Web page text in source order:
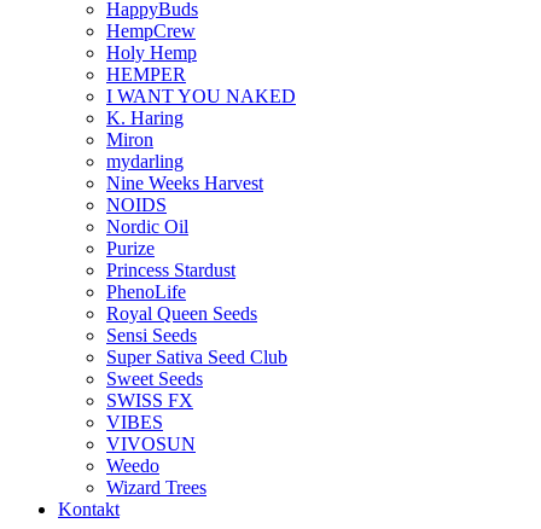
HappyBuds
HempCrew
Holy Hemp
HEMPER
I WANT YOU NAKED
K. Haring
Miron
mydarling
Nine Weeks Harvest
NOIDS
Nordic Oil
Purize
Princess Stardust
PhenoLife
Royal Queen Seeds
Sensi Seeds
Super Sativa Seed Club
Sweet Seeds
SWISS FX
VIBES
VIVOSUN
Weedo
Wizard Trees
Kontakt